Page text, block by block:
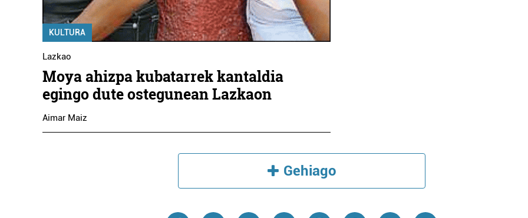
KULTURA
Lazkao
Moya ahizpa kubatarrek kantaldia
egingo dute ostegunean Lazkaon
Aimar Maiz
Gehiago